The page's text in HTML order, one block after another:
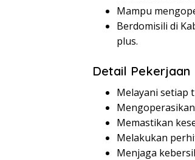
Mampu
Berdomisili di
plus.
Detail Pekerjaan
Melayani setiap
Memastikan
Melakukan
Menjaga